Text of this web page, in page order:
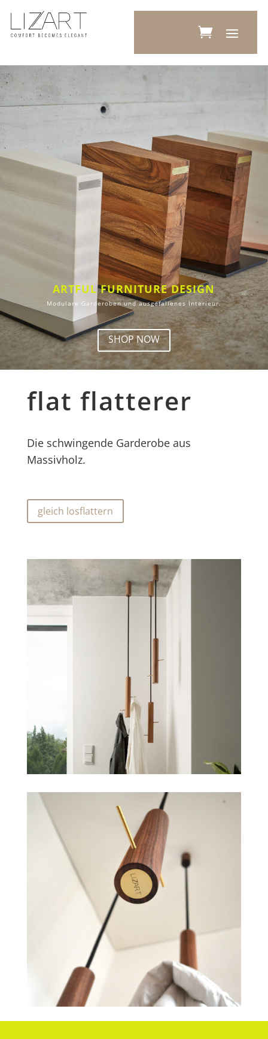
ARTFUL FURNITURE DESIGN
Modulare Garderoben und ausgefallenes Interieur.
SHOP NOW
flat flatterer
Die schwingende Garderobe aus
Massivholz.
gleich losflattern